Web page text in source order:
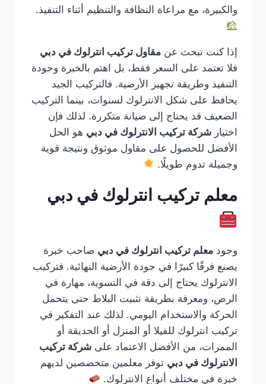
والكبيرة، مع مراعاة النظافة والتنظيم أثناء التنفيذ.
إذا كنت تبحث عن مقاول تركيب انترلوك في دبي
فلا تعتمد على السعر فقط، بل اهتم بالخبرة وجودة
التنفيذ وطريقة تجهيز الأرضية. فالتركيب الجيد
يحافظ على شكل الانترلوك لسنوات، بينما التركيب
الضعيف قد يحتاج إلى صيانة متكررة. لذلك فإن
اختيار شركة تركيب الانترلوك في دبي هو الحل
الأفضل للحصول على مقاول موثوق ونتيجة قوية
وجميلة تدوم طويلًا.
معلم تركيب انترلوك في دبي
وجود معلم تركيب انترلوك في دبي صاحب خبرة
يصنع فرقًا كبيرًا في جودة الأرضية النهائية. فتركيب
الانترلوك يحتاج إلى دقة في التسوية، مهارة في
الرص، ومعرفة بطريقة تثبيت البلاط حتى يتحمل
الحركة والاستخدام اليومي. لذلك عند التفكير في
تركيب انترلوك للفيلا أو المنزل أو الحديقة أو
الممرات، من الأفضل الاعتماد على شركة تركيب
الانترلوك في دبي توفر معلمين متخصصين لديهم
خبرة في مختلف أنواع الانترلوك.